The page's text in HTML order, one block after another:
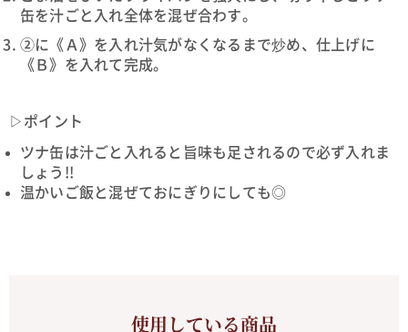
缶を汁ごと入れ全体を混ぜ合わす。
②に《Ａ》を入れ汁気がなくなるまで炒め、仕上げに
《Ｂ》を入れて完成。
▷ポイント
ツナ缶は汁ごと入れると旨味も足されるので必ず入れま
しょう!!
温かいご飯と混ぜておにぎりにしても◎
使用している商品